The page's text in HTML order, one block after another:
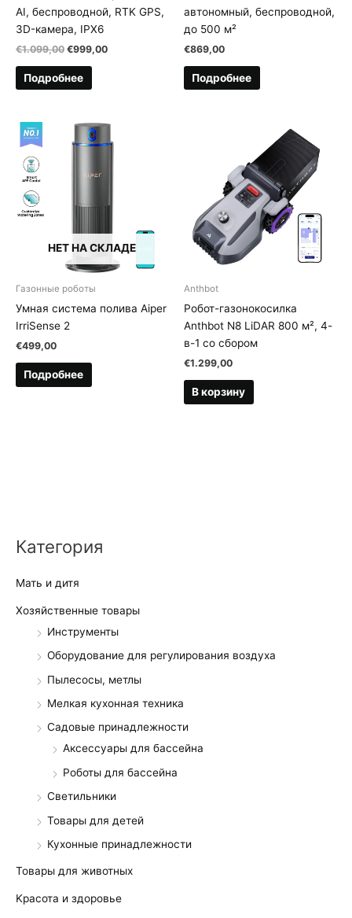
Категория
Мать и дитя
Хозяйственные товары
Инструменты
Оборудование для регулирования воздуха
Пылесосы, метлы
Мелкая кухонная техника
Садовые принадлежности
Аксессуары для бассейна
Роботы для бассейна
Светильники
Товары для детей
Кухонные принадлежности
Товары для животных
Kрасота и здоровье
AI, беспроводной, RTK GPS,
3D-камера, IPX6
€1.099,00 Первоначальная
составляла
€1.099,00.
€999,00Текущая
Подробнее
автономный, беспроводной,
до 500 м²
€869,00
Подробнее
НЕТ НА СКЛАДЕ
Газонные роботы
Умная система полива Aiper
IrriSense 2
€499,00
Подробнее
Anthbot
Робот-газонокосилка
Anthbot N8 LiDAR 800 м², 4-
в-1 со сбором
€1.299,00
В корзину